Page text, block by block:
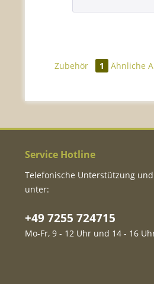
Zubehör 1 Ähnliche
Service Hotline
Telefonische Unterstützung
unter:
+49 7255 724715
Mo-Fr, 9 - 12 Uhr und 14 - 16